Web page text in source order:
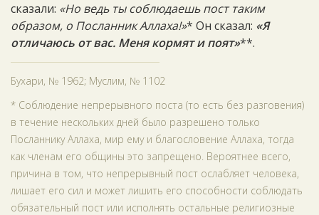
сказали: «Но ведь ты соблюдаешь пост таким
образом, о Посланник Аллаха!»* Он сказал: «Я
отличаюсь от вас. Меня кормят и поят»**.
Бухари, № 1962; Муслим, № 1102
* Соблюдение непрерывного поста (то есть без разговения)
в течение нескольких дней было разрешено только
Посланнику Аллаха, мир ему и благословение Аллаха, тогда
как членам его общины это запрещено. Вероятнее всего,
причина в том, что непрерывный пост ослабляет человека,
лишает его сил и может лишить его способности соблюдать
обязательный пост или исполнять остальные религиозные